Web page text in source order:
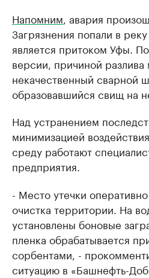
Напомним, авария
Загрязнения попали в
является притоком Уфы.
версии, причиной разлива
некачественный сварной
образовавшийся свищ на
Над устранением
минимизацией
среду работают
предприятия.
- Место утечки
очистка территории. На
установлены боновые
пленка обрабатывается
сорбентами, -
ситуацию в «Башнефть-